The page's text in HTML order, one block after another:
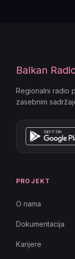
Balkan
Regionalni radio
zasebnim
PROJEKT
O nama
Dokumentacija
Karijere